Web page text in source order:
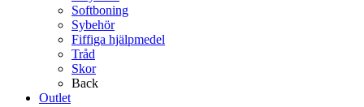
Softboning
Sybehör
Fiffiga hjälpmedel
Tråd
Skor
Back
Outlet